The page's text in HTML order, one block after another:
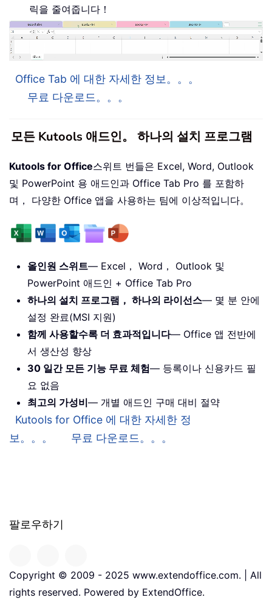
릭을 줄여줍니다！
Office Tab 에 대한 자세한 정보。。。
무료 다운로드。。。
모든 Kutools 애드인。 하나의 설치 프로그램
Kutools for Office스위트 번들은 Excel, Word, Outlook
및 PowerPoint 용 애드인과 Office Tab Pro 를 포함하
며， 다양한 Office 앱을 사용하는 팀에 이상적입니다。
올인원 스위트— Excel， Word， Outlook 및
PowerPoint 애드인 + Office Tab Pro
하나의 설치 프로그램， 하나의 라이선스— 몇 분 안에
설정 완료(MSI 지원)
함께 사용할수록 더 효과적입니다— Office 앱 전반에
서 생산성 향상
30 일간 모든 기능 무료 체험— 등록이나 신용카드 필
요 없음
최고의 가성비— 개별 애드인 구매 대비 절약
Kutools for Office 에 대한 자세한 정
보。。。
무료 다운로드。。。
팔로우하기
Copyright © 2009 - 2025 www.extendoffice.com. | All
rights reserved. Powered by ExtendOffice.